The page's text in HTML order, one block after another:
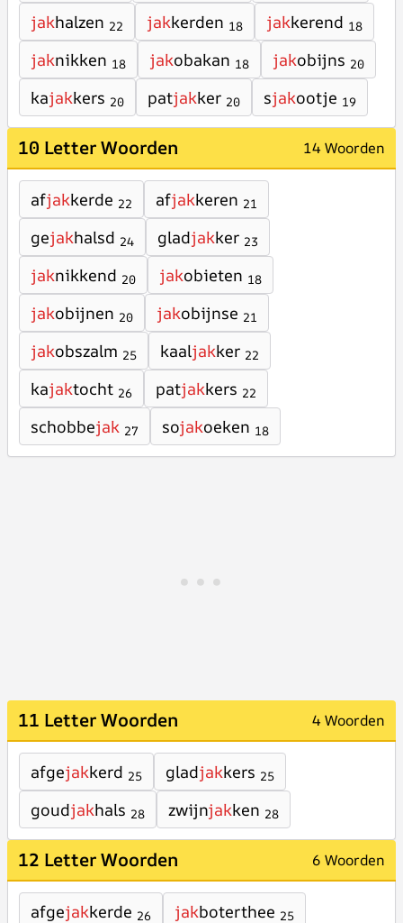
jakhalzen 22 jakkerden 18 jakkerend 18
jaknikken 18 jakobakan 18 jakobijns 20
kajakkers 20 patjakker 20 sjakootje 19
10 Letter Woorden 14 Woorden
afjakkerde 22 afjakkeren 21
gejakhalsd 24 gladjakker 23
jaknikkend 20 jakobieten 18
jakobijnen 20 jakobijnse 21
jakobszalm 25 kaaljakker 22
kajaktocht 26 patjakkers 22
schobbejak 27 sojakoeken 18
11 Letter Woorden 4 Woorden
afgejakkerd 25 gladjakkers 25
goudjakhals 28 zwijnjakken 28
12 Letter Woorden 6 Woorden
afgejakkerde 26 jakboterthee 25